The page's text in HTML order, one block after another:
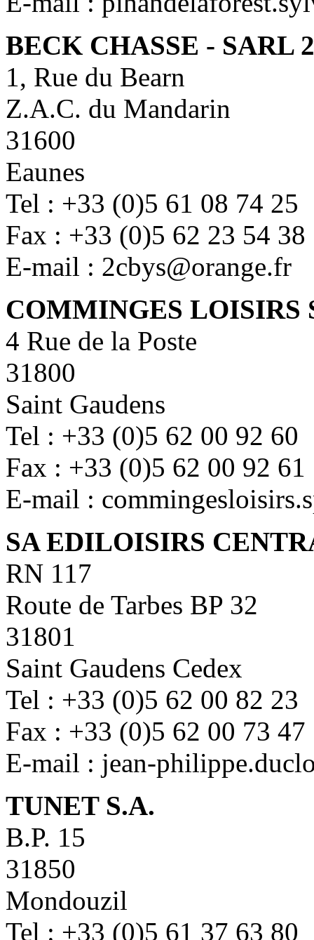
BECK CHASSE - SARL
1, Rue du Bearn
Z.A.C. du Mandarin
31600
Eaunes
Tel : +33 (0)5 61 08 74 25
Fax : +33 (0)5 62 23 54 38
E-mail : 2cbys@orange.fr
COMMINGES LOISIRS
4 Rue de la Poste
31800
Saint Gaudens
Tel : +33 (0)5 62 00 92 60
Fax : +33 (0)5 62 00 92 61
E-mail :
SA EDILOISIRS
RN 117
Route de Tarbes BP 32
31801
Saint Gaudens Cedex
Tel : +33 (0)5 62 00 82 23
Fax : +33 (0)5 62 00 73 47
E-mail : jean-
TUNET S.A.
B.P. 15
31850
Mondouzil
Tel : +33 (0)5 61 37 63 80